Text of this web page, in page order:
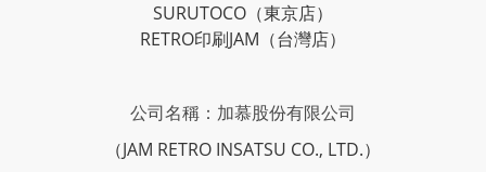
SURUTOCO （東京店）
RETRO印刷JAM （台灣店）
公司名稱：加慕股份有限公司
（JAM RETRO INSATSU CO., LTD.）